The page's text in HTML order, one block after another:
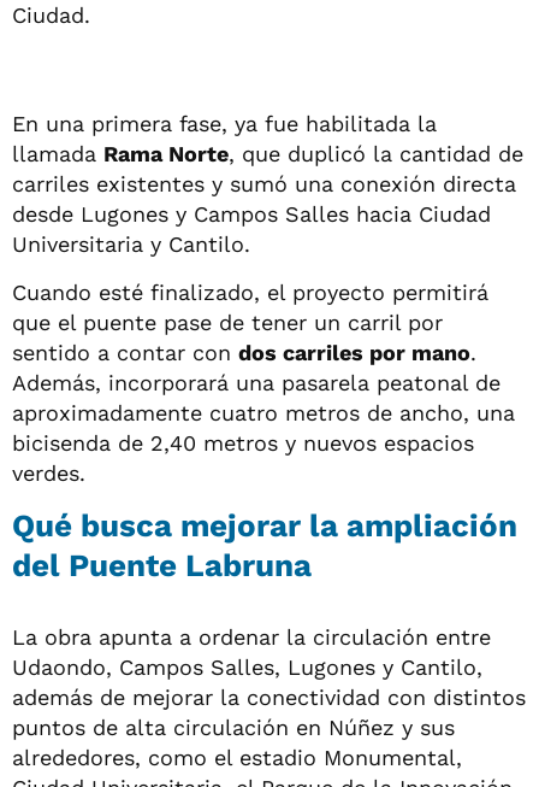
Ciudad.
En una primera fase, ya fue habilitada la
llamada Rama Norte, que duplicó la cantidad de
carriles existentes y sumó una conexión directa
desde Lugones y Campos Salles hacia Ciudad
Universitaria y Cantilo.
Cuando esté finalizado, el proyecto permitirá
que el puente pase de tener un carril por
sentido a contar con dos carriles por mano.
Además, incorporará una pasarela peatonal de
aproximadamente cuatro metros de ancho, una
bicisenda de 2,40 metros y nuevos espacios
verdes.
Qué busca mejorar la ampliación
del Puente Labruna
La obra apunta a ordenar la circulación entre
Udaondo, Campos Salles, Lugones y Cantilo,
además de mejorar la conectividad con distintos
puntos de alta circulación en Núñez y sus
alrededores, como el estadio Monumental,